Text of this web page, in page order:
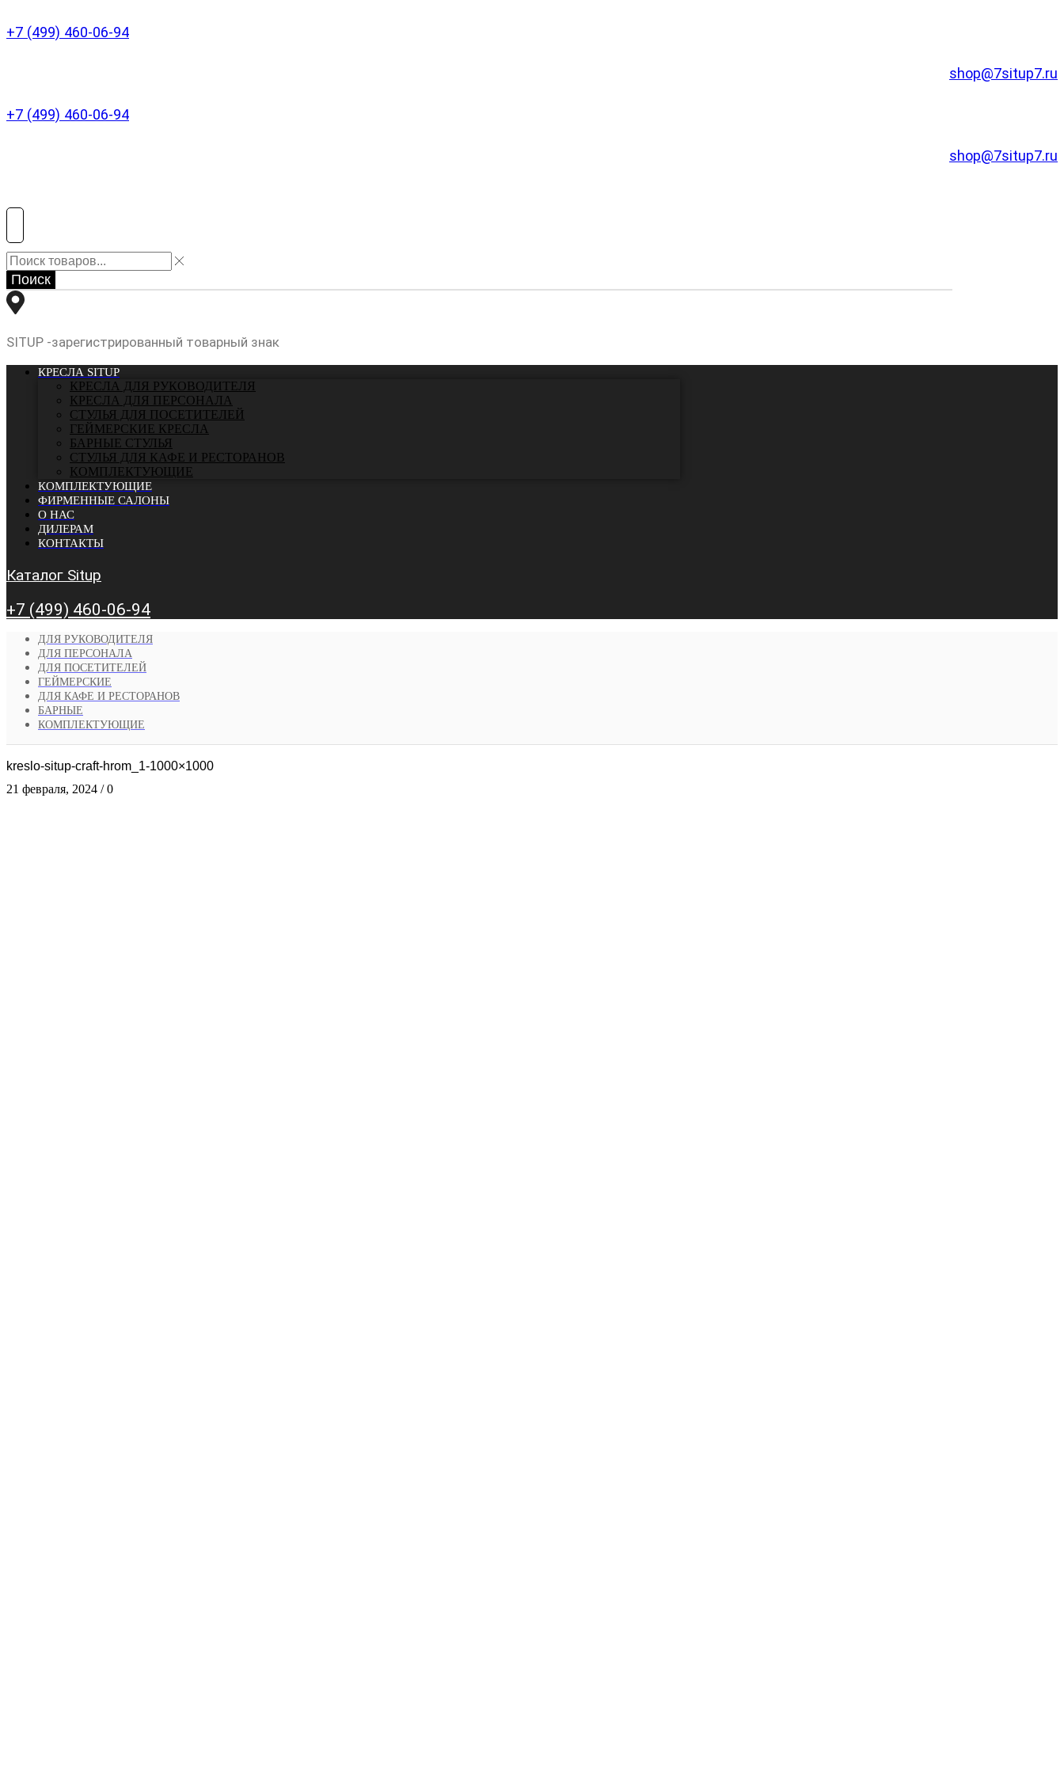
+7 (499) 460-06-94
shop@7situp7.ru
+7 (499) 460-06-94
shop@7situp7.ru
Поиск
SITUP -зарегистрированный товарный знак
КРЕСЛА SITUP
КРЕСЛА ДЛЯ РУКОВОДИТЕЛЯ
КРЕСЛА ДЛЯ ПЕРСОНАЛА
СТУЛЬЯ ДЛЯ ПОСЕТИТЕЛЕЙ
ГЕЙМЕРСКИЕ КРЕСЛА
БАРНЫЕ СТУЛЬЯ
CТУЛЬЯ ДЛЯ КАФЕ И РЕСТОРАНОВ
КОМПЛЕКТУЮЩИЕ
КОМПЛЕКТУЮЩИЕ
ФИРМЕННЫЕ САЛОНЫ
О НАС
ДИЛЕРАМ
КОНТАКТЫ
Каталог Situp
+7 (499) 460-06-94
ДЛЯ РУКОВОДИТЕЛЯ
ДЛЯ ПЕРСОНАЛА
ДЛЯ ПОСЕТИТЕЛЕЙ
ГЕЙМЕРСКИЕ
ДЛЯ КАФЕ И РЕСТОРАНОВ
БАРНЫЕ
КОМПЛЕКТУЮЩИЕ
kreslo-situp-craft-hrom_1-1000×1000
21 февраля, 2024 / 0